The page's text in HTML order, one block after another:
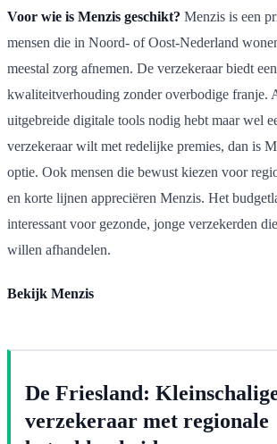
Voor wie is Menzis geschikt? Menzis is een
mensen die in Noord- of Oost-Nederland
meestal zorg afnemen. De verzekeraar biedt
kwaliteitverhouding zonder overbodige franje.
uitgebreide digitale tools nodig hebt maar wel
verzekeraar wilt met redelijke premies, dan is
optie. Ook mensen die bewust kiezen voor
en korte lijnen appreciëren Menzis. Het
interessant voor gezonde, jonge verzekerden
willen afhandelen.
Bekijk Menzis
De Friesland:
verzekeraar met regionale